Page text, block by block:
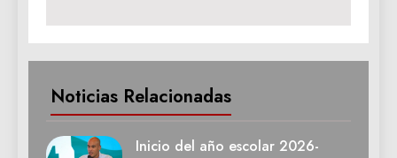
Noticias Relacionadas
Inicio del año escolar 2026-